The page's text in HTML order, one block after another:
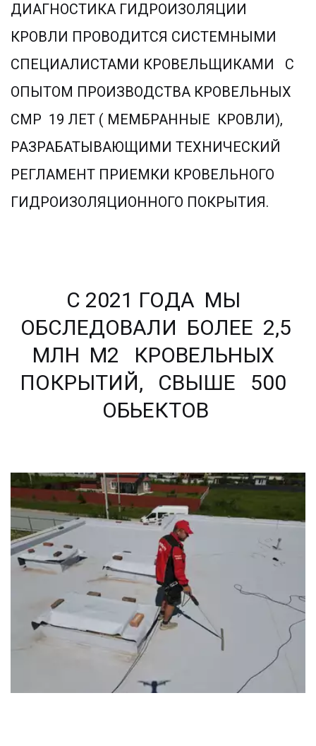
ДИАГНОСТИКА ГИДРОИЗОЛЯЦИИ
КРОВЛИ ПРОВОДИТСЯ СИСТЕМНЫМИ
СПЕЦИАЛИСТАМИ КРОВЕЛЬЩИКАМИ   С
ОПЫТОМ ПРОИЗВОДСТВА КРОВЕЛЬНЫХ
СМР  19 ЛЕТ ( МЕМБРАННЫЕ  КРОВЛИ),
РАЗРАБАТЫВАЮЩИМИ ТЕХНИЧЕСКИЙ
РЕГЛАМЕНТ ПРИЕМКИ КРОВЕЛЬНОГО
ГИДРОИЗОЛЯЦИОННОГО ПОКРЫТИЯ.
С 2021 ГОДА  МЫ
ОБСЛЕДОВАЛИ  БОЛЕЕ  2,5
МЛН  М2   КРОВЕЛЬНЫХ
ПОКРЫТИЙ,   СВЫШЕ   500
ОБЬЕКТОВ